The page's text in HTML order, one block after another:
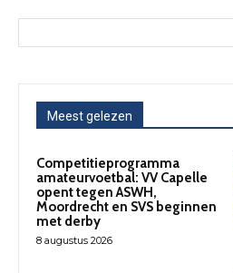
Meest gelezen
Competitieprogramma
amateurvoetbal: VV Capelle
opent tegen ASWH,
Moordrecht en SVS beginnen
met derby
8 augustus 2026